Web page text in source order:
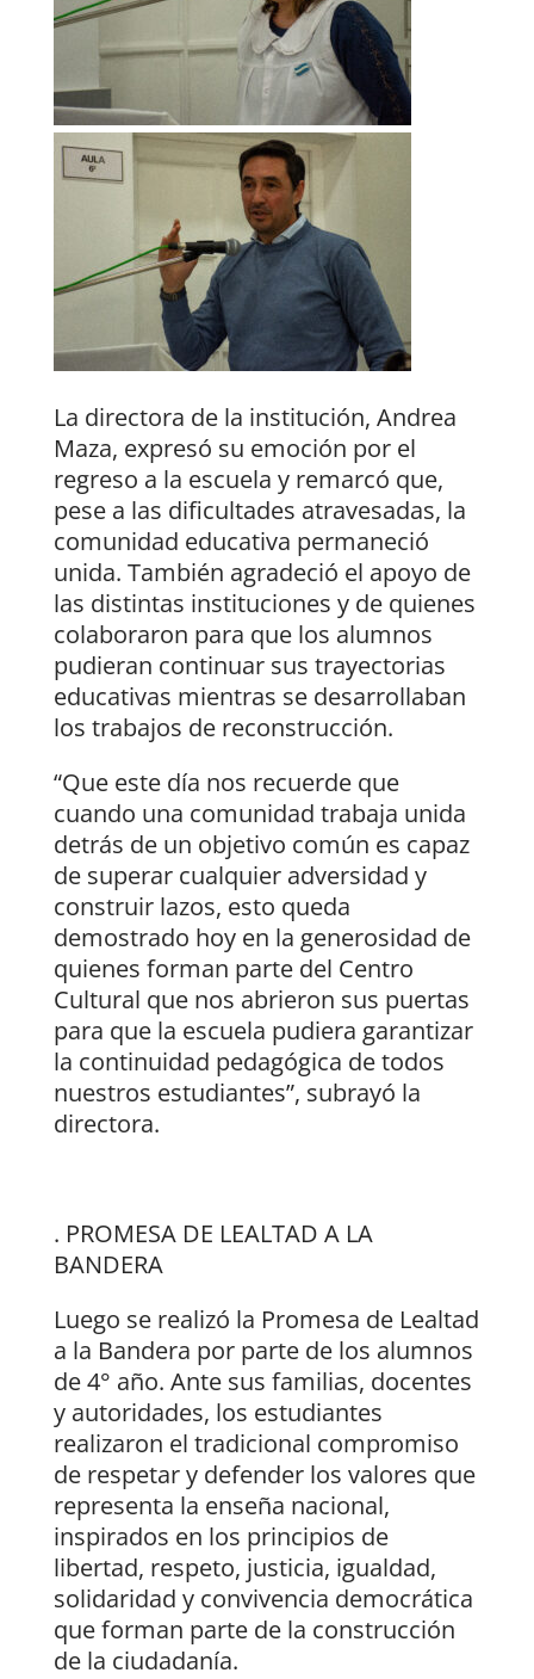
La directora de la institución, Andrea
Maza, expresó su emoción por el
regreso a la escuela y remarcó que,
pese a las dificultades atravesadas, la
comunidad educativa permaneció
unida. También agradeció el apoyo de
las distintas instituciones y de quienes
colaboraron para que los alumnos
pudieran continuar sus trayectorias
educativas mientras se desarrollaban
los trabajos de reconstrucción.
“Que este día nos recuerde que
cuando una comunidad trabaja unida
detrás de un objetivo común es capaz
de superar cualquier adversidad y
construir lazos, esto queda
demostrado hoy en la generosidad de
quienes forman parte del Centro
Cultural que nos abrieron sus puertas
para que la escuela pudiera garantizar
la continuidad pedagógica de todos
nuestros estudiantes”, subrayó la
directora.
. PROMESA DE LEALTAD A LA
BANDERA
Luego se realizó la Promesa de Lealtad
a la Bandera por parte de los alumnos
de 4° año. Ante sus familias, docentes
y autoridades, los estudiantes
realizaron el tradicional compromiso
de respetar y defender los valores que
representa la enseña nacional,
inspirados en los principios de
libertad, respeto, justicia, igualdad,
solidaridad y convivencia democrática
que forman parte de la construcción
de la ciudadanía.